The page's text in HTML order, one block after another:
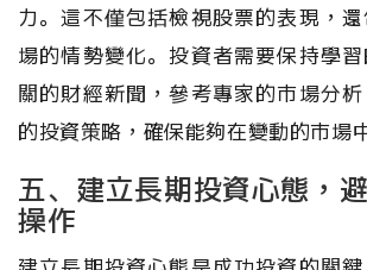
力。這不僅包括檢視股票的表現，
場的情勢變化。投資者需要保持學
關的財經新聞，參考專家的市場分
的投資策略，確保能夠在變動的市場
五、建立長期投資心態，
操作